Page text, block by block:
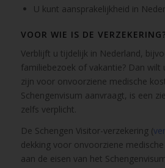
U kunt aansprakelijkheid in
VOOR WIE IS DE
Verblijft u tijdelijk in Nederland,
familiebezoek of vakantie? Dan wilt
zijn voor onvoorziene medische
Schengenvisum aanvraagt, is een
zelfs verplicht.
De Schengen Visitor-verzekering (
dekking voor onvoorziene
aan de eisen van het